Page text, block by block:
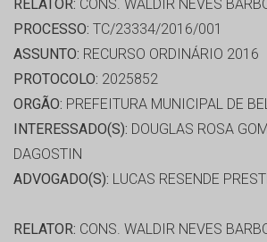
RELATOR: CONS. WALDIR NEVES
PROCESSO: TC/23334/2016/001
ASSUNTO: RECURSO ORDINÁRIO 2016
PROTOCOLO: 2025852
ORGÃO: PREFEITURA MUNICIPAL DE
INTERESSADO(S): DOUGLAS ROSA
DAGOSTIN
ADVOGADO(S): LUCAS RESENDE
RELATOR: CONS. WALDIR NEVES